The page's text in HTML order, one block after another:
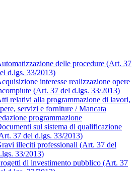
delle procedure (Art. 37
d.lgs. 33/2013)
interesse realizzazione opere
(Art. 37 del d.lgs. 33/2013)
relativi alla programmazione di lavori,
servizi e forniture / Mancata
programmazione
sul sistema di qualificazione
37 del d.lgs. 33/2013)
illeciti professionali (Art. 37 del
33/2013)
di investimento pubblico (Art. 37